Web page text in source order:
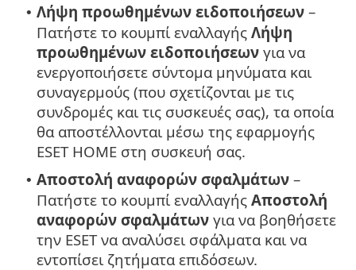
• Λήψη προωθημένων ειδοποιήσεων –
Πατήστε το κουμπί εναλλαγής Λήψη
προωθημένων ειδοποιήσεων για να
ενεργοποιήσετε σύντομα μηνύματα και
συναγερμούς (που σχετίζονται με τις
συνδρομές και τις συσκευές σας), τα οποία
θα αποστέλλονται μέσω της εφαρμογής
ESET HOME στη συσκευή σας.
• Αποστολή αναφορών σφαλμάτων –
Πατήστε το κουμπί εναλλαγής Αποστολή
αναφορών σφαλμάτων για να βοηθήσετε
την ESET να αναλύσει σφάλματα και να
εντοπίσει ζητήματα επιδόσεων.